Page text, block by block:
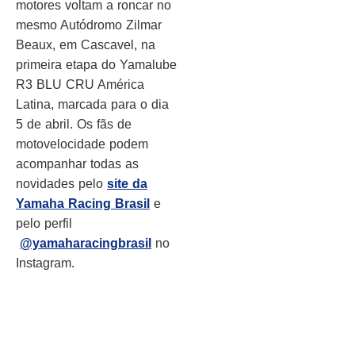
motores voltam a roncar no
mesmo Autódromo Zilmar
Beaux, em Cascavel, na
primeira etapa do Yamalube
R3 BLU CRU América
Latina, marcada para o dia
5 de abril. Os fãs de
motovelocidade podem
acompanhar todas as
novidades pelo site da
Yamaha Racing Brasil e
pelo perfil
@yamaharacingbrasil no
Instagram.